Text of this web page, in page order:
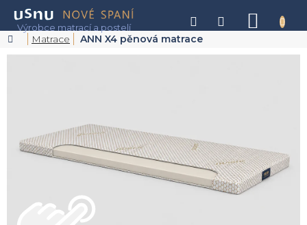
obsah
Domů
Matrace ANN X4 pěnová matrace